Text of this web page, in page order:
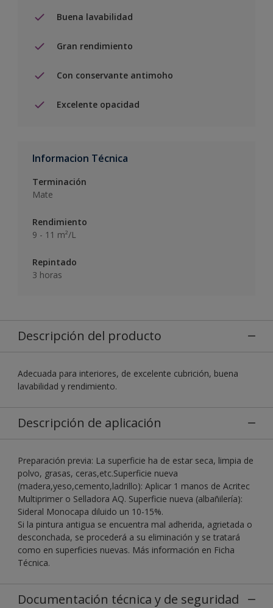
Buena lavabilidad
Gran rendimiento
Con conservante antimoho
Excelente opacidad
Informacion Técnica
Terminación
Mate
Rendimiento
9 - 11 m²/L
Repintado
3 horas
Descripción del producto
Adecuada para interiores, de excelente cubrición, buena
lavabilidad y rendimiento.
Descripción de aplicación
Preparación previa: La superficie ha de estar seca, limpia de
polvo, grasas, ceras,etc.Superficie nueva
(madera,yeso,cemento,ladrillo): Aplicar 1 manos de Acritec
Multiprimer o Selladora AQ. Superficie nueva (albañilería):
Sideral Monocapa diluido un 10-15%.
Si la pintura antigua se encuentra mal adherida, agrietada o
desconchada, se procederá a su eliminación y se tratará
como en superficies nuevas. Más información en Ficha
Técnica.
Documentación técnica y de seguridad